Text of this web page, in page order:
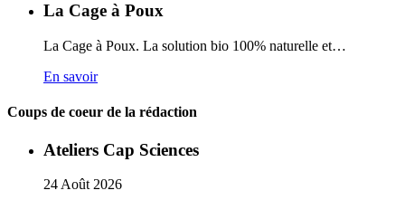
La Cage à Poux
La Cage à Poux. La solution bio 100% naturelle et…
En savoir
Coups de coeur de la rédaction
Ateliers Cap Sciences
24 Août 2026